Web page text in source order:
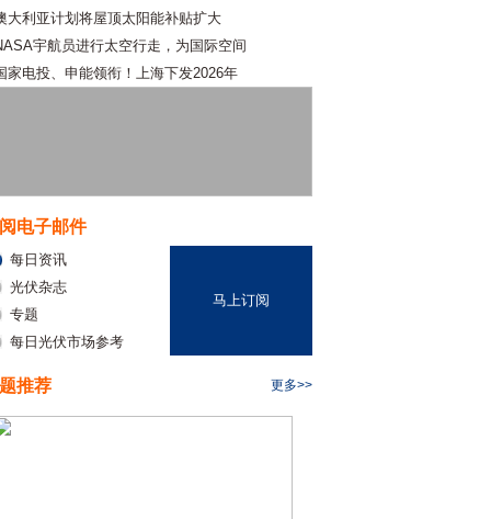
大利亚计划将屋顶太阳能补贴扩大
宇航员进行太空行走，为国际空间
家电投、申能领衔！上海下发2026年
电子邮件
每日资讯
光伏杂志
专题
每日光伏市场参考
马上订阅
推荐 更多>>